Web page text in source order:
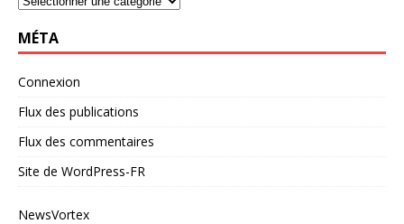
MÉTA
Connexion
Flux des publications
Flux des commentaires
Site de WordPress-FR
NewsVortex